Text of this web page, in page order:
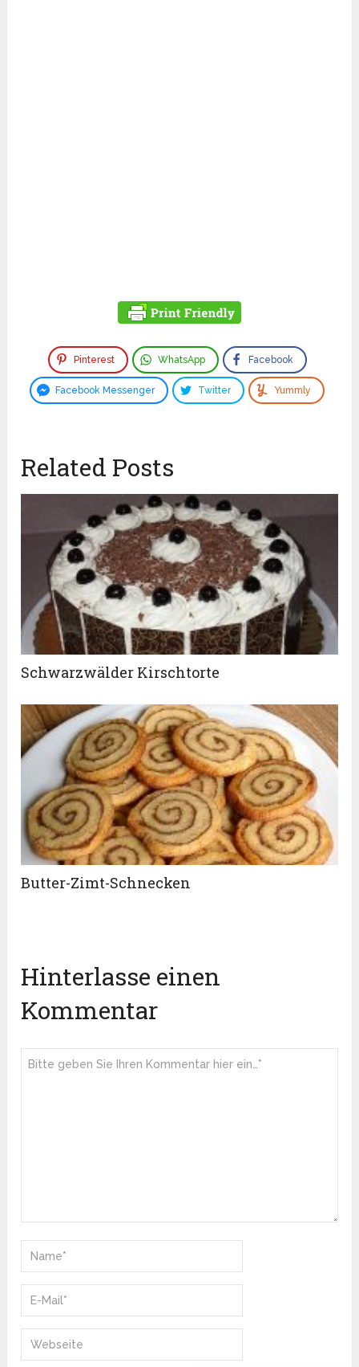
Pinterest WhatsApp Facebook
Facebook Messenger Twitter Yummly
Related Posts
Schwarzwälder Kirschtorte
Butter-Zimt-Schnecken
Hinterlasse einen
Kommentar